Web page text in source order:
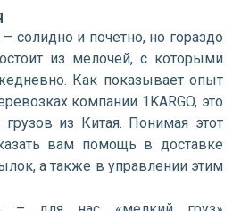
солидно и почетно, но гораздо
из мелочей, с которыми
Как показывает опыт
компании 1KARGO, это
грузов из Китая. Понимая этот
вам помощь в доставке
а также в управлении этим